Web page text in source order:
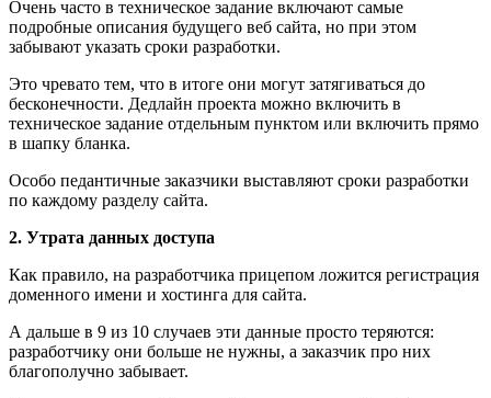
Очень часто в техническое задание включают самые
подробные описания будущего веб сайта, но при этом
забывают указать сроки разработки.
Это чревато тем, что в итоге они могут затягиваться до
бесконечности. Дедлайн проекта можно включить в
техническое задание отдельным пунктом или включить прямо
в шапку бланка.
Особо педантичные заказчики выставляют сроки разработки
по каждому разделу сайта.
2. Утрата данных доступа
Как правило, на разработчика прицепом ложится регистрация
доменного имени и хостинга для сайта.
А дальше в 9 из 10 случаев эти данные просто теряются:
разработчику они больше не нужны, а заказчик про них
благополучно забывает.